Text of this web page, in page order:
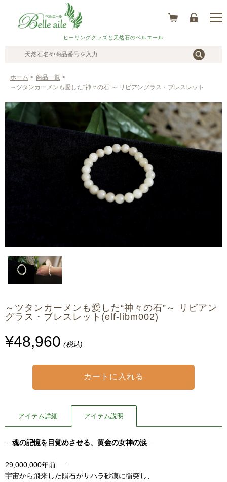
ヒーリンググッズと天然石のベルエール
ホーム > 商品一覧 >
～ツタンカーメンも愛した“神々の石”～ リビアングラス・ブレスレット
～ツタンカーメンも愛した“神々の石”～ リビアン
グラス・ブレスレット(elf-libm002)
¥48,960 (税込)
アイテム詳細 アイテム説明
─ 魂の記憶を目覚めさせる、黄金の女神の涙 ─
29,000,000年前──
宇宙から飛来した隕石がサハラ砂漠に衝突し、